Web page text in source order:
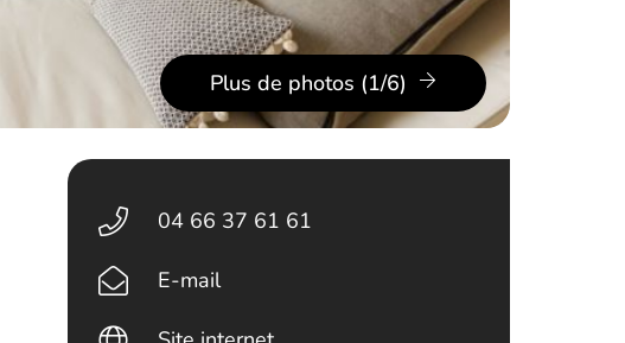
Plus de photos (1/6)
04 66 37 61 61
E-mail